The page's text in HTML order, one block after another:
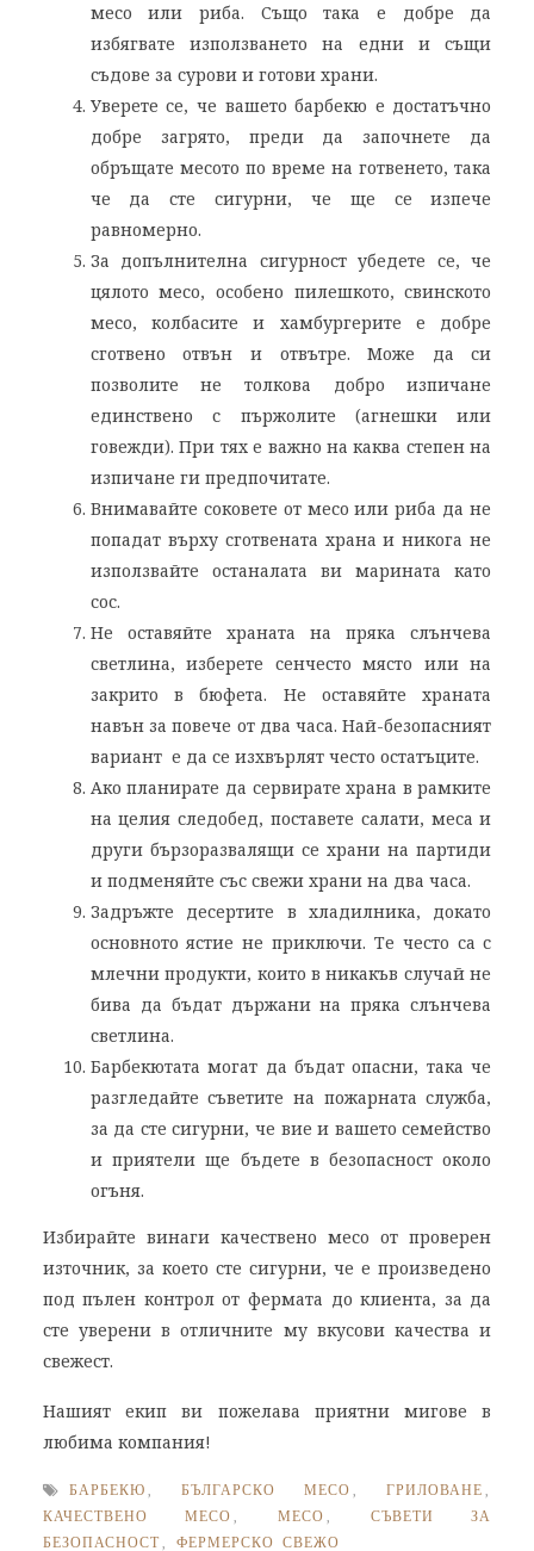
месо или риба. Също така е добре да
избягвате използването на едни и същи
съдове за сурови и готови храни.
Уверете се, че вашето барбекю е достатъчно
добре загрято, преди да започнете да
обръщате месото по време на готвенето, така
че да сте сигурни, че ще се изпече
равномерно.
За допълнителна сигурност убедете се, че
цялото месо, особено пилешкото, свинското
месо, колбасите и хамбургерите е добре
сготвено отвън и отвътре. Може да си
позволите не толкова добро изпичане
единствено с пържолите (агнешки или
говежди). При тях е важно на каква степен на
изпичане ги предпочитате.
Внимавайте соковете от месо или риба да не
попадат върху сготвената храна и никога не
използвайте останалата ви марината като
сос.
Не оставяйте храната на пряка слънчева
светлина, изберете сенчесто място или на
закрито в бюфета. Не оставяйте храната
навън за повече от два часа. Най-безопасният
вариант е да се изхвърлят често остатъците.
Ако планирате да сервирате храна в рамките
на целия следобед, поставете салати, меса и
други бързоразвалящи се храни на партиди
и подменяйте със свежи храни на два часа.
Задръжте десертите в хладилника, докато
основното ястие не приключи. Те често са с
млечни продукти, които в никакъв случай не
бива да бъдат държани на пряка слънчева
светлина.
Барбекютата могат да бъдат опасни, така че
разгледайте съветите на пожарната служба,
за да сте сигурни, че вие и вашето семейство
и приятели ще бъдете в безопасност около
огъня.
Избирайте винаги качествено месо от проверен
източник, за което сте сигурни, че е произведено
под пълен контрол от фермата до клиента, за да
сте уверени в отличните му вкусови качества и
свежест.
Нашият екип ви пожелава приятни мигове в
любима компания!
БАРБЕКЮ ,БЪЛГАРСКО МЕСО ,ГРИЛОВАНЕ ,
КАЧЕСТВЕНО МЕСО , МЕСО , СЪВЕТИ ЗА
БЕЗОПАСНОСТ , ФЕРМЕРСКО СВЕЖО